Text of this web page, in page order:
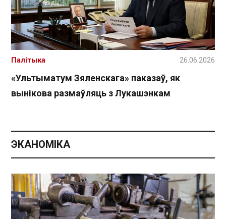
«Ультыматум Зяленскага» паказаў, як
вынікова размаўляць з Лукашэнкам
Палітыка 26.06.2026
ЭКАНОМІКА